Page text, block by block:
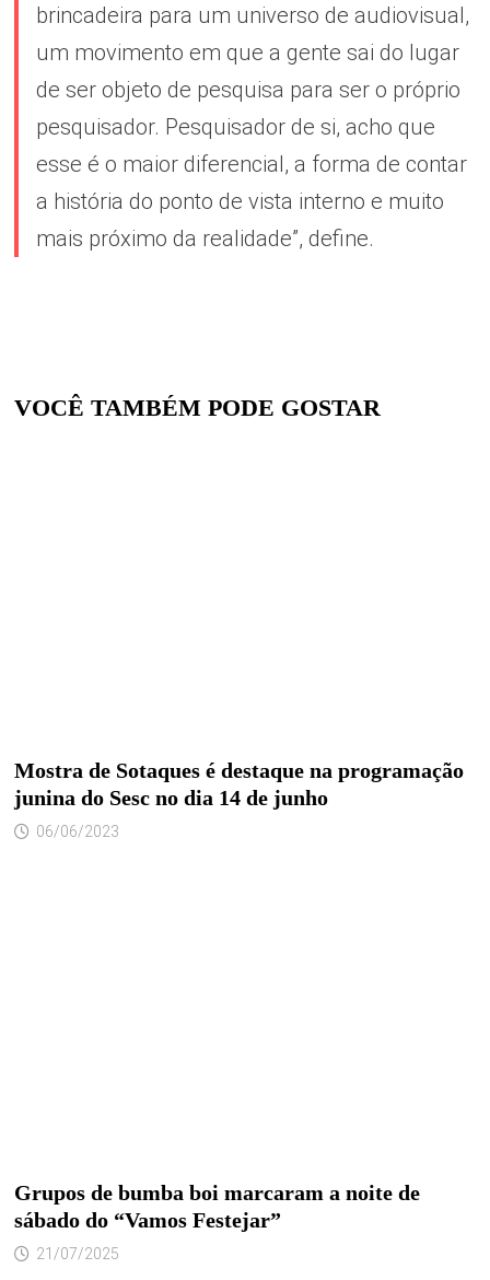
brincadeira para um universo de audiovisual,
um movimento em que a gente sai do lugar
de ser objeto de pesquisa para ser o próprio
pesquisador. Pesquisador de si, acho que
esse é o maior diferencial, a forma de contar
a história do ponto de vista interno e muito
mais próximo da realidade”, define.
VOCÊ TAMBÉM PODE GOSTAR
Mostra de Sotaques é destaque na programação
junina do Sesc no dia 14 de junho
06/06/2023
Grupos de bumba boi marcaram a noite de
sábado do “Vamos Festejar”
21/07/2025